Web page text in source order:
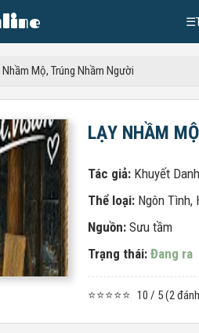
☰
Nhầm Mộ, Trúng Nhầm Người
LẠY NHẦM
Tác giả: Khuyết Danh
Thể loại: Ngôn Tình,
Nguồn: Sưu tầm
Trạng thái: Đang ra
⭐⭐⭐⭐⭐ 10 / 5 (2